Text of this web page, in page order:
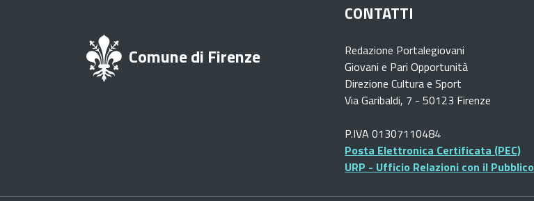
Comune di Firenze
CONTATTI
Redazione Portalegiovani
Giovani e Pari Opportunità
Direzione Cultura e Sport
Via Garibaldi, 7 - 50123 Firenze
P.IVA 01307110484
Posta Elettronica Certificata (PEC)
URP - Ufficio Relazioni con il Pubblico